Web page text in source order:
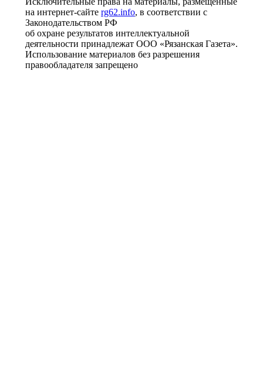
на интернет-сайте rg62.info, в соответствии с
Законодательством РФ
об охране результатов интеллектуальной
деятельности принадлежат ООО «Рязанская Газета».
Использование материалов без разрешения
правообладателя запрещено